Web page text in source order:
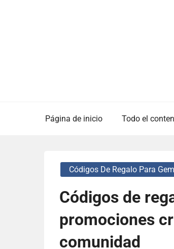
Página de inicio Todo el
Códigos De Regalo Para
Códigos de
promociones
comunidad